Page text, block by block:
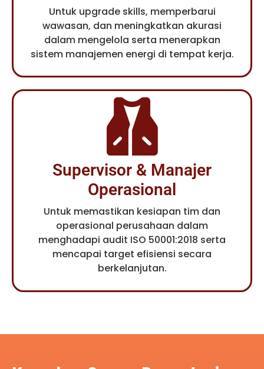
Untuk upgrade skills, memperbarui
wawasan, dan meningkatkan akurasi
dalam mengelola serta menerapkan
sistem manajemen energi di tempat kerja.
Supervisor & Manajer
Operasional
Untuk memastikan kesiapan tim dan
operasional perusahaan dalam
menghadapi audit ISO 50001:2018 serta
mencapai target efisiensi secara
berkelanjutan.